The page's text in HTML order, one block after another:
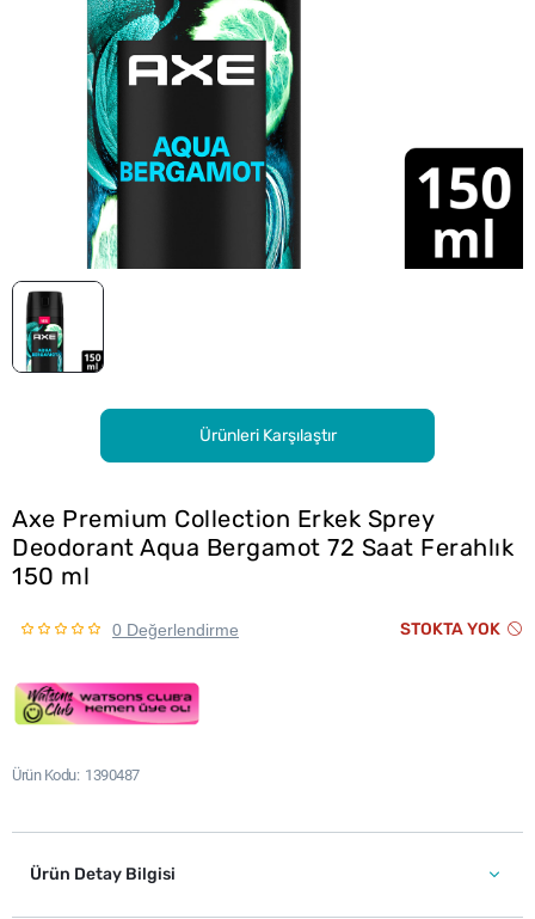
Ürünleri Karşılaştır
Axe Premium Collection Erkek Sprey
Deodorant Aqua Bergamot 72 Saat Ferahlık
150 ml
0 Değerlendirme STOKTA YOK
Ürün Kodu 1390487
Ürün Detay Bilgisi